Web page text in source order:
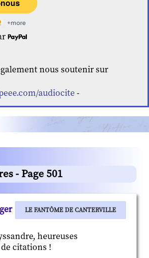
nous soutenir sur
audiocite -
- Page 501
LE FANTÔME DE CANTERVILLE
heureuses
citations !